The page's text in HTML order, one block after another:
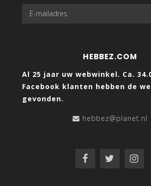
HEBBEZ.COM
Al 25 jaar uw webwinkel. Ca.
Facebook klanten hebben de
gevonden.
hebbez@planet.nl